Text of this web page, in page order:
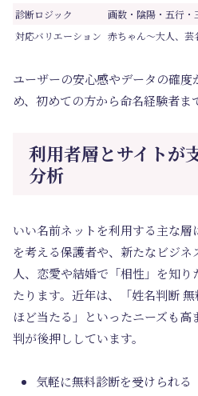
診断ロジック
画数・陰陽・五行・
対応バリエーション 赤ちゃん～大人、
ユーザーの安心感やデータの確
め、初めての方から命名経験者ま
利用者層とサイトが
分析
いい名前ネットを利用する主な
を考える保護者や、新たなビジ
人、恋愛や結婚で「相性」を知
たります。近年は、「姓名判断
ほど当たる」といったニーズも高
判が後押ししています。
気軽に無料診断を受けられる